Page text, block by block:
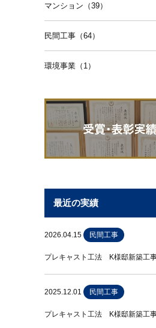
マンション（39）
民間工事（64）
環境事業（1）
最近の実績
2026.04.15 民間工事
プレキャスト工法 K様邸新築工
2025.12.01 民間工事
プレキャスト工法 K様邸新築工